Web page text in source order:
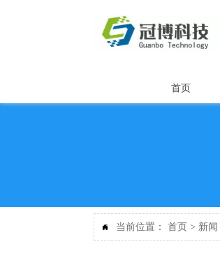
首页
 当前位置：首页 > 新闻